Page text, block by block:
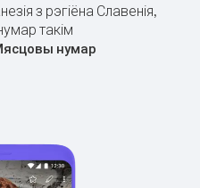
з рэгіёна Славенія,
такім
нумар